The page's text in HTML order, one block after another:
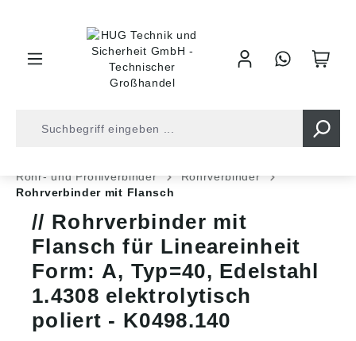
Rohr- und Profilverbinder
Rohrverbinder
Rohrverbinder mit Flansch
Rohrverbinder mit
Flansch für Lineareinheit
Form: A, Typ=40, Edelstahl
1.4308 elektrolytisch
poliert - K0498.140